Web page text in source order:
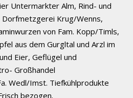
Untermarkter Alm, Rind- und
Dorfmetzgerei Krug/Wenns,
von Fam. Kopp/Timls,
aus dem Gurgltal und Arzl im
Eier, Geflügel und
Großhandel
Wedl/Imst. Tiefkühlprodukte
bezogen.